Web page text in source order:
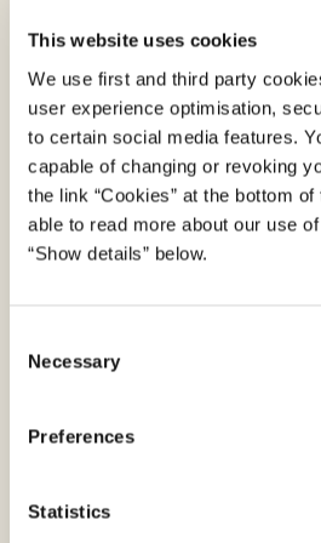
This website uses cookies
We use first and third party
user experience optimisation,
to certain social media features.
capable of changing or revoking
the link “Cookies” at the bottom
able to read more about our use
“Show details” below.
Necessary
Preferences
Statistics
Definitionerne af ”offentligt
Bemærk, at ”offentligretligt
af ”offentligt organ”.
»offentligt organ«: en statslig,
sammenslutning af en eller